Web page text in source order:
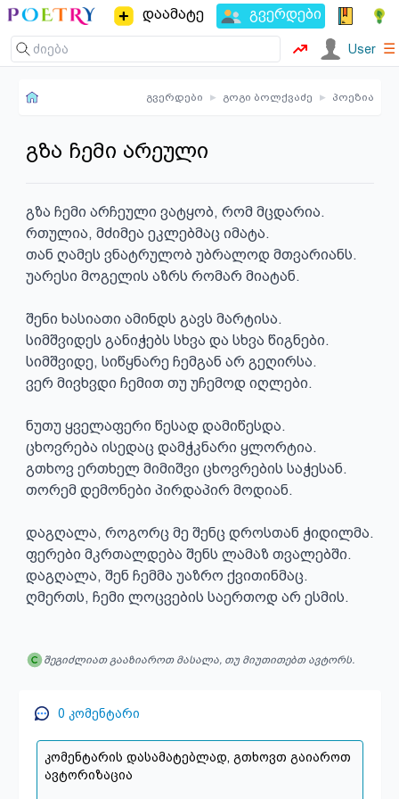
დაამატე გვერდები
User ☰
გვერდები ▸ გოგი ბოლქვაძე ▸ პოეზია
გზა ჩემი არეული
გზა ჩემი არჩეული ვატყობ, რომ მცდარია.
რთულია, მძიმეა ეკლებმაც იმატა.
თან ღამეს ვნატრულობ უბრალოდ მთვარიანს.
უარესი მოგელის აზრს რომარ მიატან.
შენი ხასიათი ამინდს გავს მარტისა.
სიმშვიდეს განიჭებს სხვა და სხვა წიგნები.
სიმშვიდე, სიწყნარე ჩემგან არ გეღირსა.
ვერ მივხვდი ჩემით თუ უჩემოდ იღლები.
ნუთუ ყველაფერი წესად დამიწესდა.
ცხოვრება ისედაც დამჭკნარი ყლორტია.
გთხოვ ერთხელ მიმიშვი ცხოვრების საჭესან.
თორემ დემონები პირდაპირ მოდიან.
დაგღალა, როგორც მე შენც დროსთან ჭიდილმა.
ფერები მკრთალდება შენს ლამაზ თვალებში.
დაგღალა, შენ ჩემმა უაზრო ქვითინმაც.
ღმერთს, ჩემი ლოცვების საერთოდ არ ესმის.
შეგიძლიათ გააზიაროთ მასალა, თუ მიუთითებთ ავტორს.
0 კომენტარი